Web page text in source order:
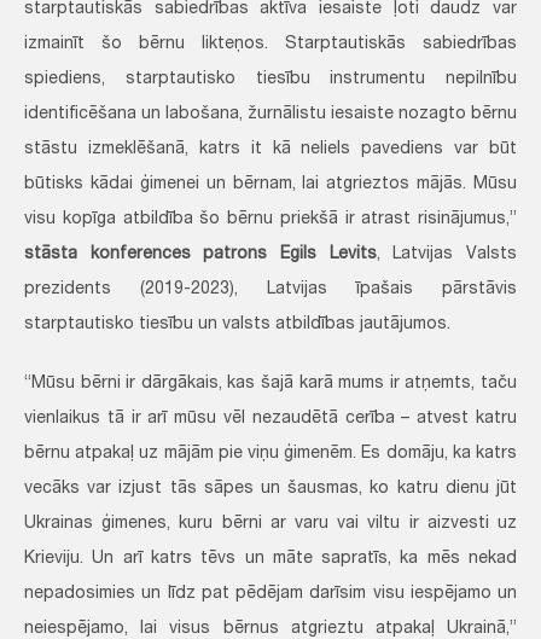
starptautiskās sabiedrības aktīva iesaiste ļoti daudz var
izmainīt šo bērnu likteņos. Starptautiskās sabiedrības
spiediens, starptautisko tiesību instrumentu nepilnību
identificēšana un labošana, žurnālistu iesaiste nozagto bērnu
stāstu izmeklēšanā, katrs it kā neliels pavediens var būt
būtisks kādai ģimenei un bērnam, lai atgrieztos mājās. Mūsu
visu kopīga atbildība šo bērnu priekšā ir atrast risinājumus,”
stāsta konferences patrons Egils Levits, Latvijas Valsts
prezidents (2019-2023), Latvijas īpašais pārstāvis
starptautisko tiesību un valsts atbildības jautājumos.
“Mūsu bērni ir dārgākais, kas šajā karā mums ir atņemts, taču
vienlaikus tā ir arī mūsu vēl nezaudētā cerība – atvest katru
bērnu atpakaļ uz mājām pie viņu ģimenēm. Es domāju, ka katrs
vecāks var izjust tās sāpes un šausmas, ko katru dienu jūt
Ukrainas ģimenes, kuru bērni ar varu vai viltu ir aizvesti uz
Krieviju. Un arī katrs tēvs un māte sapratīs, ka mēs nekad
nepadosimies un līdz pat pēdējam darīsim visu iespējamo un
neiespējamo, lai visus bērnus atgrieztu atpakaļ Ukrainā,”